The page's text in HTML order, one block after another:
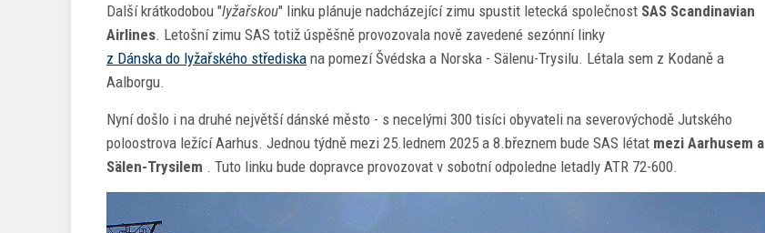
Další krátkodobou "lyžařskou" linku plánuje nadcházející zimu spustit letecká společnost SAS Scandinavian
Airlines. Letošní zimu SAS totiž úspěšně provozovala nově zavedené sezónní linky
z Dánska do lyžařského střediska na pomezí Švédska a Norska - Sälenu-Trysilu. Létala sem z Kodaně a
Aalborgu.
Nyní došlo i na druhé největší dánské město - s necelými 300 tisíci obyvateli na severovýchodě Jutského
poloostrova ležící Aarhus. Jednou týdně mezi 25.lednem 2025 a 8.březnem bude SAS létat mezi Aarhusem a
Sälen-Trysilem . Tuto linku bude dopravce provozovat v sobotní odpoledne letadly ATR 72-600.